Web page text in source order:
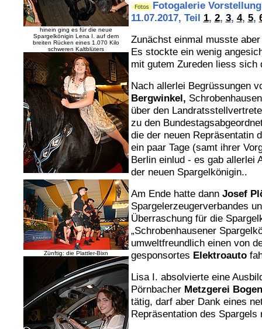
hinein ging es für die neue
Spargelkönigin Lena I. auf dem
breiten Rücken eines 1.070 Kilo
schweren Kaltblüters
Zünftig: die Plattler-Bixn
Fotogalerie
11.07.2017, Teil 1, 2, 3, 4, 5,
Zunächst einmal musste
Es stockte ein wenig
mit gutem Zureden liess sich
Nach allerlei Begrüssungen
Bergwinkel,
über den
zu den
die der neuen Repräsentatin
ein paar Tage (samt ihrer
Berlin einlud - es gab allerlei
der neuen Spargelkönigin..
Am Ende hatte dann Josef
Spargelerzeugerverbandes
Überraschung für die
„Schrobenhausener
umweltfreundlich einen von
gesponsortes Elektroauto
Lisa I. absolvierte eine
Pörnbacher Metzgerei
tätig, darf aber Dank eines
Repräsentation des Spargels